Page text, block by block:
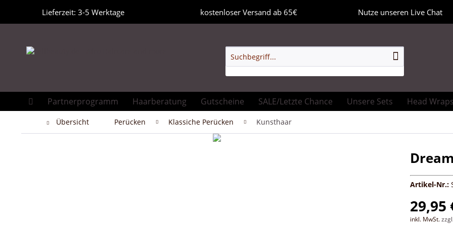
Lieferzeit: 3-5 Werktage kostenloser Versand ab 65€ Nutze unseren Live Chat
Partnerprogramm Haarberatung Gutscheine SALE/Letzte Chance Unsere Sets Head Wraps
Übersicht Perücken Klassiche Perücken Kunsthaar
Artikel-Nr.:
29,95
inkl. MwSt.